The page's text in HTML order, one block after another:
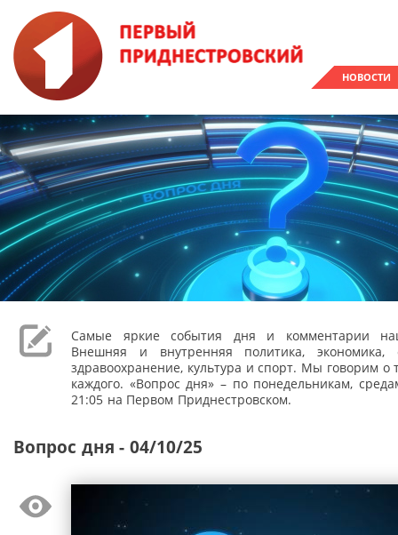
НОВОСТИ
Самые яркие события дня и комментарии
Внешняя и внутренняя политика, экономика,
здравоохранение, культура и спорт. Мы говорим о
каждого. «Вопрос дня» – по понедельникам,
21:05 на Первом Приднестровском.
Вопрос дня - 04/10/25